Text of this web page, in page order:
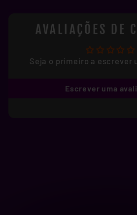
AVALIAÇÕES DE
Seja o primeiro a escrever
Escrever uma